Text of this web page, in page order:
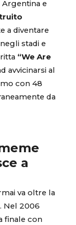
e
a diventare
stadi e
“We Are
avvicinarsi al
con 48
da
a
va oltre la
Nel 2006
finale con